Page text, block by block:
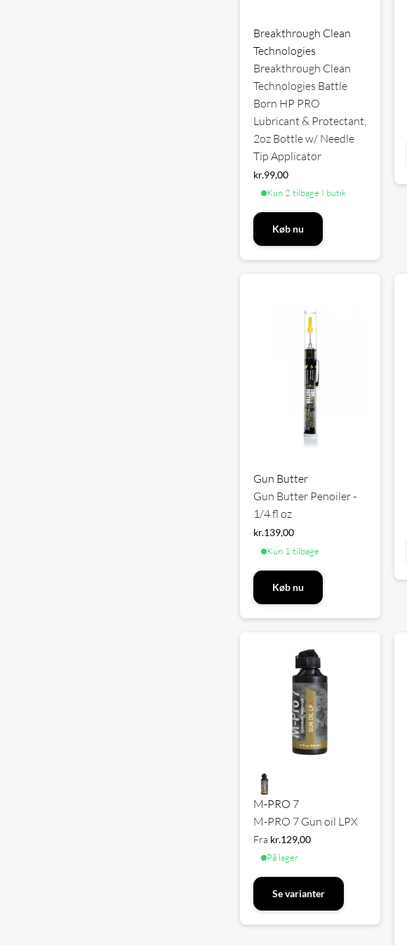
Breakthrough Clean
Technologies
Breakthrough Clean
Technologies Battle
Born HP PRO
Lubricant & Protectant,
2oz Bottle w/ Needle
Tip Applicator
kr.99,00
Kun 2 tilbage·I butik
Køb nu
Gun Butter
Gun Butter Penoiler -
1/4 fl oz
kr.139,00
Kun 1 tilbage
Køb nu
M-PRO 7
M-PRO 7 Gun oil LPX
Fra kr.129,00
På lager
Se varianter